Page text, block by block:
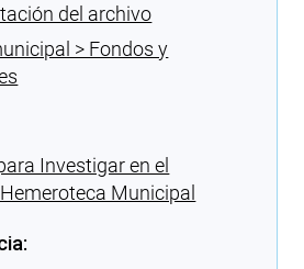
del archivo
> Fondos y
Investigar en el
Municipal